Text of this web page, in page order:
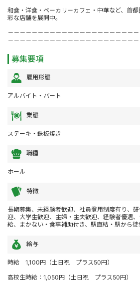
和食・洋食・ベーカリーカフェ・中華など、首
彩な店舗を展開中。
－－－－－－－－－－－－－－－－－－－－－
－－－－－－－－－－－－－－－－－－－－－
募集要項
雇用形態
アルバイト・パート
業態
ステーキ・鉄板焼き
職種
ホール
特徴
長期募集、未経験者歓迎、社員登用制度有り、
迎、大学生歓迎、主婦・主夫歓迎、経験者優遇
給、まかない・食事補助付き、駅直結・駅から
給与
時給 1,100円（土日祝 プラス50円）
高校生時給：1,050円（土日祝 プラス50円）